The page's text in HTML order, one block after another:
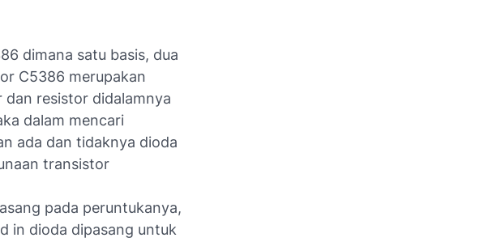
dimana satu basis, dua
C5386 merupakan
resistor didalamnya
dalam mencari
ada dan tidaknya dioda
transistor
pada peruntukanya,
in dioda dipasang untuk